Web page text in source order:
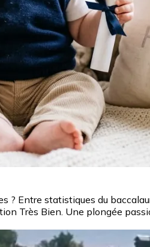
Entre statistiques du
Très Bien. Une plongée